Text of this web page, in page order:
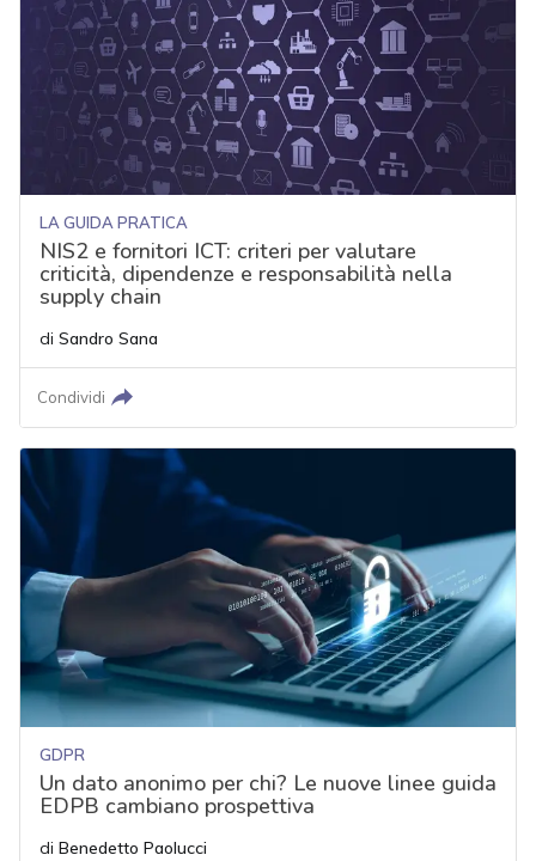
LA GUIDA PRATICA
NIS2 e fornitori ICT: criteri per valutare
criticità, dipendenze e responsabilità nella
supply chain
di Sandro Sana
Condividi
GDPR
Un dato anonimo per chi? Le nuove linee guida
EDPB cambiano prospettiva
di Benedetto Paolucci